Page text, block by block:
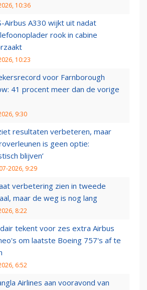
10:36
Airbus A330 wijkt uit nadat
rook in cabine
10:23
voor Farnborough
41 procent meer dan de vorige
9:30
resultaten verbeteren, maar
is geen optie:
blijven’
2026, 9:29
verbetering zien in tweede
maar de weg is nog lang
8:22
tekent voor zes extra Airbus
om laatste Boeing 757's af te
6:52
Airlines aan vooravond van